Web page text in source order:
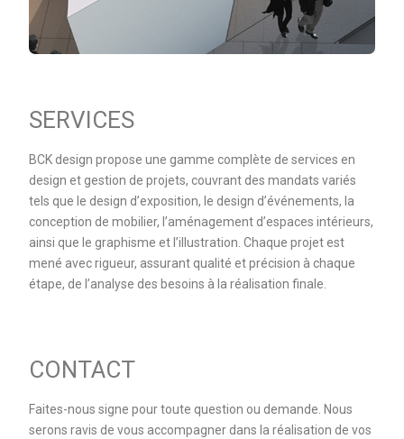
SERVICES
BCK design propose une gamme complète de services en
design et gestion de projets, couvrant des mandats variés
tels que le design d’exposition, le design d’événements, la
conception de mobilier, l’aménagement d’espaces intérieurs,
ainsi que le graphisme et l’illustration. Chaque projet est
mené avec rigueur, assurant qualité et précision à chaque
étape, de l’analyse des besoins à la réalisation finale.
CONTACT
Faites-nous signe pour toute question ou demande. Nous
serons ravis de vous accompagner dans la réalisation de vos